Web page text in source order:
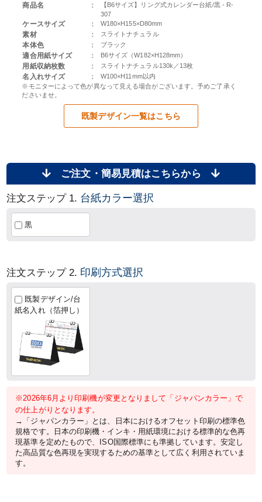
商品名 ：
【B6サイズ】リング式カレンダー台紙/黒 - R-
307
ケースサイズ ： W180×H155×D80mm
素材 ： スライトナチュラル
本体色 ： ブラック
適合用紙サイズ ： B6サイズ（W182×H128mm）
用紙収納枚数 ： スライトナチュラル130k／13枚
名入れサイズ ：
W100×H11mm以内
※モニターによって色が異なって見える場合がございます。予めご了承く
ださいませ。
既製デザイン一覧はこちら
ご注文・簡易見積はこちらから
注文ステップ 1. 台紙カラー選択
黒
注文ステップ 2. 印刷方式選択
既製デザイン/台
紙名入れ（箔押し）
※2026年6月より印刷機が変更となりまして「ジャパンカラー」で
の仕上がりとなります。
→「ジャパンカラー」とは、日本におけるオフセット印刷の標準色
規格です。日本の印刷機・インキ・用紙環境における標準的な色再
現基準を定めたもので、ISO国際標準にも準拠しています。安定し
た高品質な色再現を実現するための基準として広く利用されていま
す。